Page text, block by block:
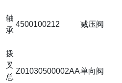
轴
承
4500100212 减压阀
拨
叉
总
Z01030500002AA单向阀